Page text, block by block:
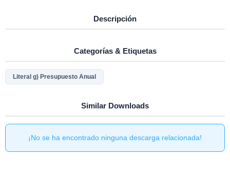
Descripción
Categorías & Etiquetas
Literal g) Presupuesto Anual
Similar Downloads
¡No se ha encontrado ninguna descarga relacionada!